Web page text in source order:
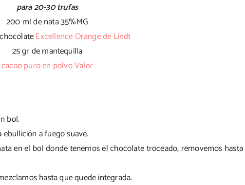
para 20-30 trufas
200 ml de nata 35%MG
Excellence Orange de Lindt
25 gr de mantequilla
cacao puro en polvo Valor
bol.
a fuego suave.
en el bol donde tenemos el chocolate troceado, removemos hasta
hasta que quede integrada.